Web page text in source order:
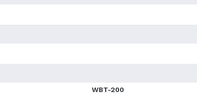
WBT-200